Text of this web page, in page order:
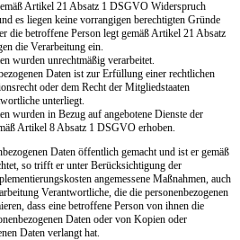
Artikel 21 Absatz 1 DSGVO Widerspruch
es liegen keine vorrangigen berechtigten Gründe
die betroffene Person legt gemäß Artikel 21 Absatz
die Verarbeitung ein.
wurden unrechtmäßig verarbeitet.
Daten ist zur Erfüllung einer rechtlichen
oder dem Recht der Mitgliedstaaten
unterliegt.
wurden in Bezug auf angebotene Dienste der
Artikel 8 Absatz 1 DSGVO erhoben.
Daten öffentlich gemacht und ist er gemäß
so trifft er unter Berücksichtigung der
angemessene Maßnahmen, auch
Verantwortliche, die die personenbezogenen
dass eine betroffene Person von ihnen die
Daten oder von Kopien oder
Daten verlangt hat.